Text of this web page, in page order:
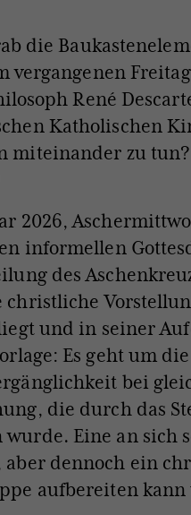
die
vergangenen
René
Katholischen
miteinander zu
2026,
informellen
des
christliche
und in seiner
Es geht um
bei
die durch das
wurde. Eine an sich
aber dennoch ein
aufbereiten kann